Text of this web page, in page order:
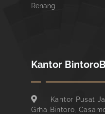
Renang
Kantor
Kantor Pusat
Grha Bintoro,